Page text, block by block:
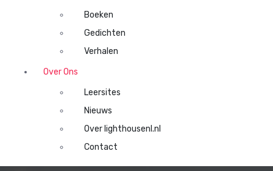
Boeken
Gedichten
Verhalen
Over Ons
Leersites
Nieuws
Over lighthousenl.nl
Contact